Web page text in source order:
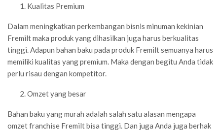
Kualitas Premium
Dalam meningkatkan perkembangan bisnis minuman kekinian
Fremilt maka produk yang dihasilkan juga harus berkualitas
tinggi. Adapun bahan baku pada produk Fremilt semuanya harus
memiliki kualitas yang premium. Maka dengan begitu Anda tidak
perlu risau dengan kompetitor.
Omzet yang besar
Bahan baku yang murah adalah salah satu alasan mengapa
omzet franchise Fremilt bisa tinggi. Dan juga Anda juga berhak